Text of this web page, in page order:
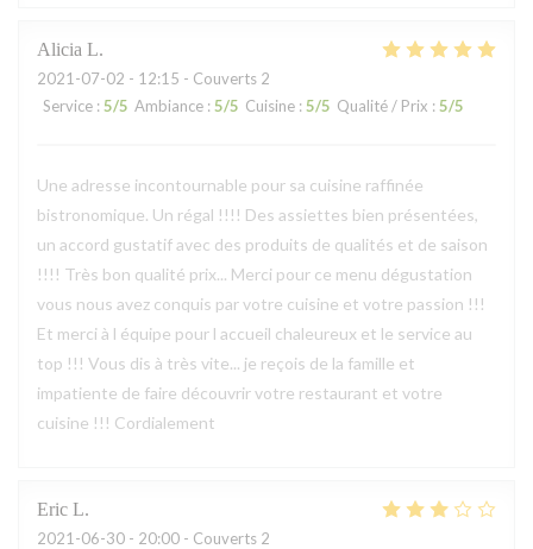
Alicia L
2021-07-02 - 12:15 - Couverts 2
Service : 5/5 Ambiance : 5/5 Cuisine : 5/5 Qualité / Prix : 5/5
Une adresse incontournable pour sa cuisine raffinée
bistronomique. Un régal !!!! Des assiettes bien présentées,
un accord gustatif avec des produits de qualités et de saison
!!!! Très bon qualité prix... Merci pour ce menu dégustation
vous nous avez conquis par votre cuisine et votre passion !!!
Et merci à l équipe pour l accueil chaleureux et le service au
top !!! Vous dis à très vite... je reçois de la famille et
impatiente de faire découvrir votre restaurant et votre
cuisine !!! Cordialement
Eric L
2021-06-30 - 20:00 - Couverts 2